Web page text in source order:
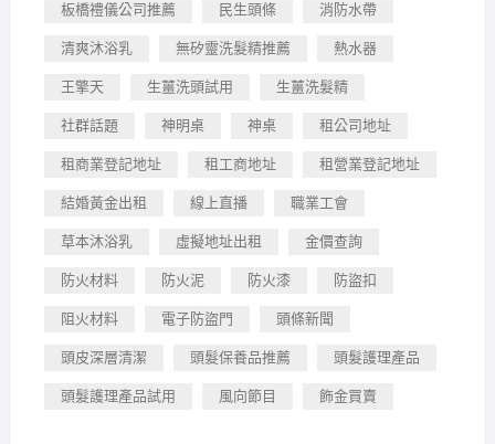
板橋禮儀公司推薦 民生頭條 消防水帶
清爽沐浴乳 無矽靈洗髮精推薦 熱水器
王擎天 生薑洗頭試用 生薑洗髮精
社群話題 神明桌 神桌 租公司地址
租商業登記地址 租工商地址 租營業登記地址
結婚黃金出租 線上直播 職業工會
草本沐浴乳 虛擬地址出租 金價查詢
防火材料 防火泥 防火漆 防盜扣
阻火材料 電子防盜門 頭條新聞
頭皮深層清潔 頭髮保養品推薦 頭髮護理產品
頭髮護理產品試用 風向節目 飾金買賣